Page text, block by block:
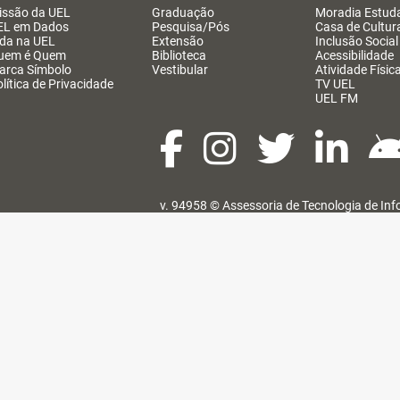
da UEL
em Dados
na UEL
é Quem
Símbolo
de Privacidade
Graduação
Pesquisa/Pós
Extensão
Biblioteca
Vestibular
Moradia
Casa de
Inclusão Social
Acessibilidade
Atividade
TV UEL
UEL FM
v. 94958 ©Assessoria de Tecnologia de